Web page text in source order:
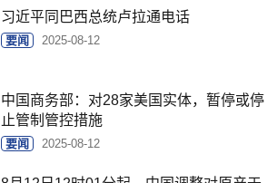
习近平同巴西总统卢拉通电话
要闻 2025-08-12
中国商务部：对28家美国实体，暂停或停
止管制管控措施
要闻 2025-08-12